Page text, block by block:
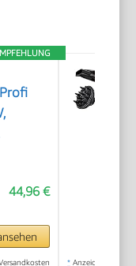
lang
44,96 €
* Anzeige